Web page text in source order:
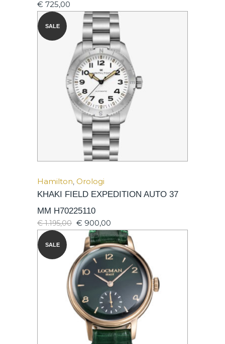
€ 725,00
SALE
Hamilton, Orologi
KHAKI FIELD EXPEDITION AUTO 37
MM H70225110
€1.195,00 € 900,00
SALE